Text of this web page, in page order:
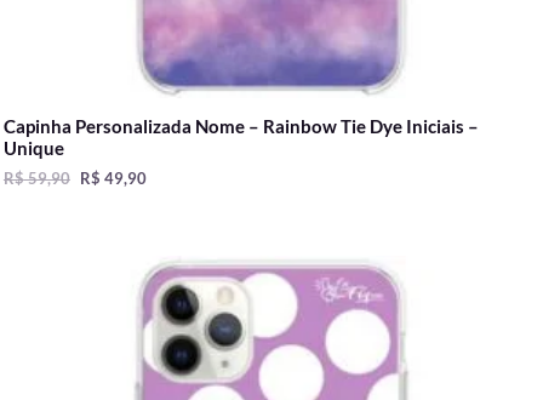
Capinha Personalizada Nome – Rainbow Tie Dye Iniciais –
Unique
R$59,90 R$ 49,90